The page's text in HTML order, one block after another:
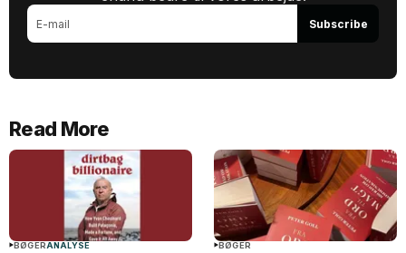
Subscribe
Read More
BØGERANALYSE BØGER